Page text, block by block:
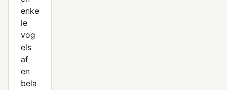
enke
le
vog
els
af
en
bela